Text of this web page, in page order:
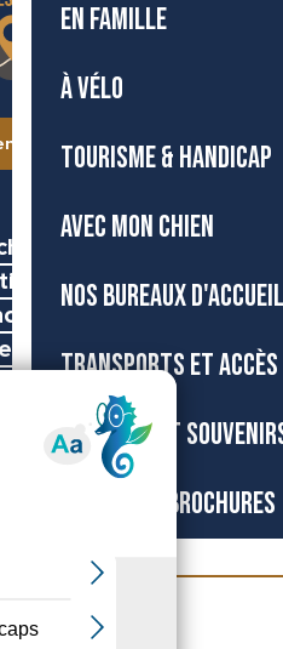
EN FAMILLE
À VÉLO
TOURISME & HANDICAP
AVEC MON CHIEN
NOS BUREAUX D'ACCUEIL
TRANSPORTS ET ACCÈS
BOUTIQUE ET
CARTES ET BROCHURES
venir ?
pro